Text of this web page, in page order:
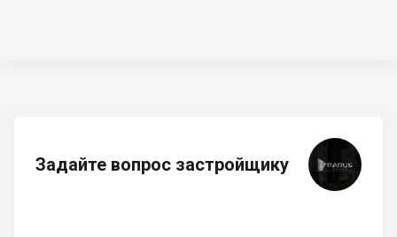
Задайте вопрос застройщику